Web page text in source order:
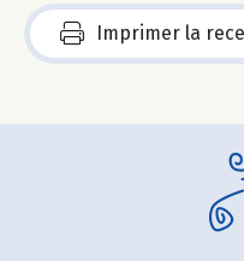
Imprimer la